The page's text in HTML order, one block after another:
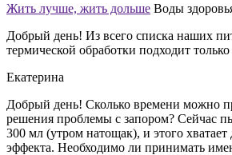
Жить лучше, жить дольше Воды
Добрый день! Из всего списка наших
термической обработки подходит
Екатерина
Добрый день! Сколько времени можно
решения проблемы с запором? Сейчас
300 мл (утром натощак), и этого хватает
эффекта. Необходимо ли принимать